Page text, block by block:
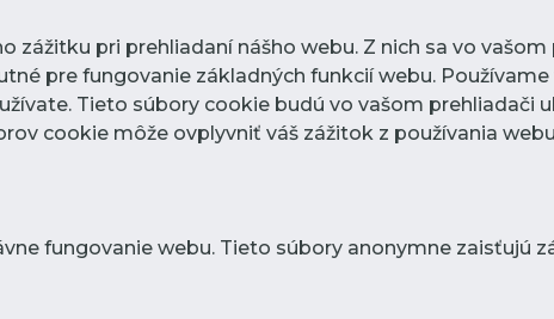
zážitku pri prehliadaní nášho webu. Z nich sa vo
pre fungovanie základných funkcií webu.
Tieto súbory cookie budú vo vašom prehliadači
cookie môže ovplyvniť váš zážitok z používania
fungovanie webu. Tieto súbory anonymne zaisťujú